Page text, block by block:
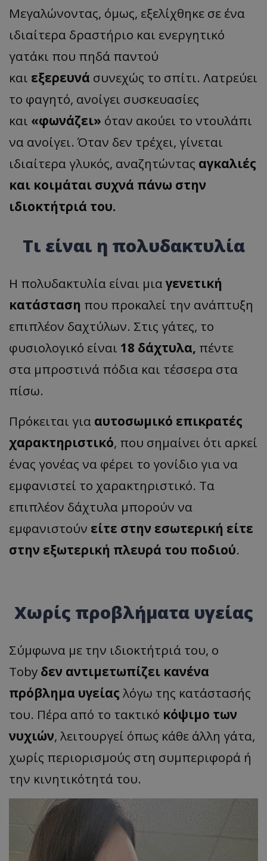
Μεγαλώνοντας, όμως, εξελίχθηκε σε ένα
ιδιαίτερα δραστήριο και ενεργητικό
γατάκι που πηδά παντού
και εξερευνά συνεχώς το σπίτι. Λατρεύει
το φαγητό, ανοίγει συσκευασίες
και «φωνάζει» όταν ακούει το ντουλάπι
να ανοίγει. Όταν δεν τρέχει, γίνεται
ιδιαίτερα γλυκός, αναζητώντας αγκαλιές
και κοιμάται συχνά πάνω στην
ιδιοκτήτριά του.
Τι είναι η πολυδακτυλία
Η πολυδακτυλία είναι μιαγενετική
κατάσταση που προκαλεί την ανάπτυξη
επιπλέον δαχτύλων. Στις γάτες, το
φυσιολογικό είναι 18 δάχτυλα, πέντε
στα μπροστινά πόδια και τέσσερα στα
πίσω.
Πρόκειται για αυτοσωμικό επικρατές
χαρακτηριστικό, που σημαίνει ότι αρκεί
ένας γονέας να φέρει το γονίδιο για να
εμφανιστεί το χαρακτηριστικό. Τα
επιπλέον δάχτυλα μπορούν να
εμφανιστούν είτε στην εσωτερική είτε
στην εξωτερική πλευρά του ποδιού.
Χωρίς προβλήματα υγείας
Σύμφωνα με την ιδιοκτήτριά του, ο
Toby δεν αντιμετωπίζει κανένα
πρόβλημα υγείας λόγω της κατάστασής
του. Πέρα από το τακτικό κόψιμο των
νυχιών, λειτουργεί όπως κάθε άλλη γάτα,
χωρίς περιορισμούς στη συμπεριφορά ή
την κινητικότητά του.